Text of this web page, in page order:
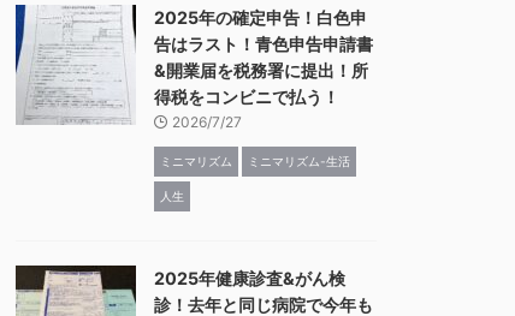
2025年の確定申告！白色申
告はラスト！青色申告申請書
&開業届を税務署に提出！所
得税をコンビニで払う！
2026/7/27
ミニマリズム ミニマリズム-生活
人生
2025年健康診査&がん検
診！去年と同じ病院で今年も